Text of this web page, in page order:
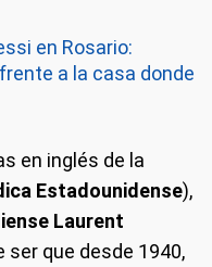
en Rosario:
a la casa donde
en inglés de la
Estadounidense),
Laurent
ser que desde 1940,